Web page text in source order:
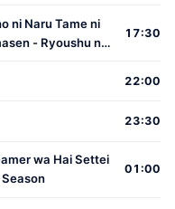
ni Naru Tame ni
- Ryoushu no
17:30
22:00
23:30
wa Hai Settei
01:00